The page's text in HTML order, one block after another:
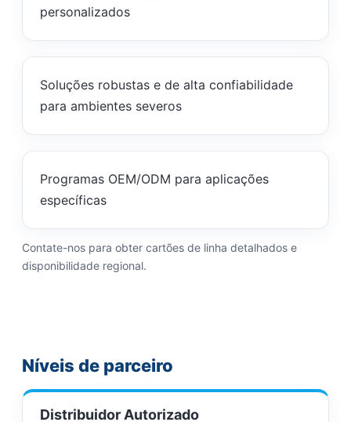
personalizados
Soluções robustas e de alta confiabilidade
para ambientes severos
Programas OEM/ODM para aplicações
específicas
Contate-nos para obter cartões de linha detalhados e
disponibilidade regional.
Níveis de parceiro
Distribuidor Autorizado